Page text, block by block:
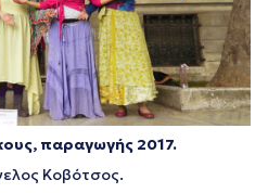
παραγωγής 2017.
Κοβότσος.